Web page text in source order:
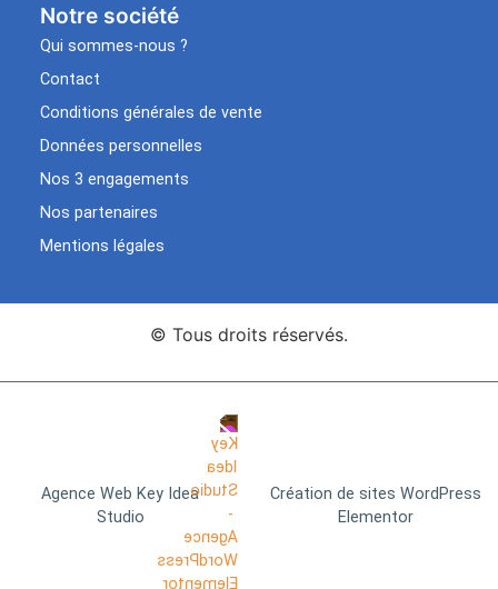
Notre société
Qui sommes-nous ?
Contact
Conditions générales de vente
Données personnelles
Nos 3 engagements
Nos partenaires
Mentions légales
© Tous droits réservés.
Agence Web Key Idea
Studio
Création de sites WordPress
Elementor